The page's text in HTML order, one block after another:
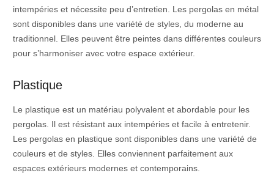
intempéries et nécessite peu d’entretien. Les pergolas en métal
sont disponibles dans une variété de styles, du moderne au
traditionnel. Elles peuvent être peintes dans différentes couleurs
pour s’harmoniser avec votre espace extérieur.
Plastique
Le plastique est un matériau polyvalent et abordable pour les
pergolas. Il est résistant aux intempéries et facile à entretenir.
Les pergolas en plastique sont disponibles dans une variété de
couleurs et de styles. Elles conviennent parfaitement aux
espaces extérieurs modernes et contemporains.